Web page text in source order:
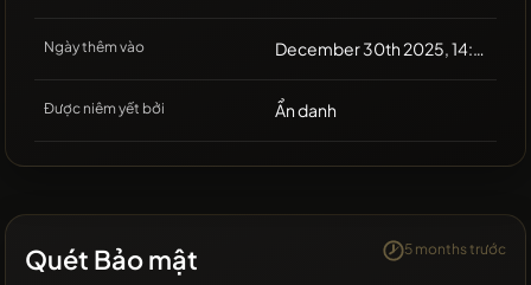
Ngày thêm vào December 30th 2025, 14:06
Được niêm yết bởi Ẩn danh
Quét Bảo mật 5 months trước